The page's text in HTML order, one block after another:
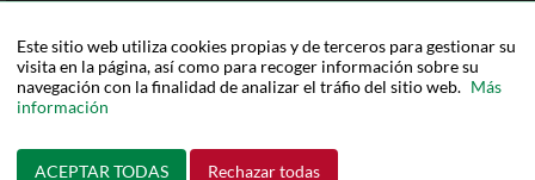
Este sitio web utiliza cookies propias y de terceros para gestionar su
visita en la página, así como para recoger información sobre su
navegación con la finalidad de analizar el tráfio del sitio web. Más
información
ACEPTAR TODAS Rechazar todas
Mapa de la Sede
Ayuda